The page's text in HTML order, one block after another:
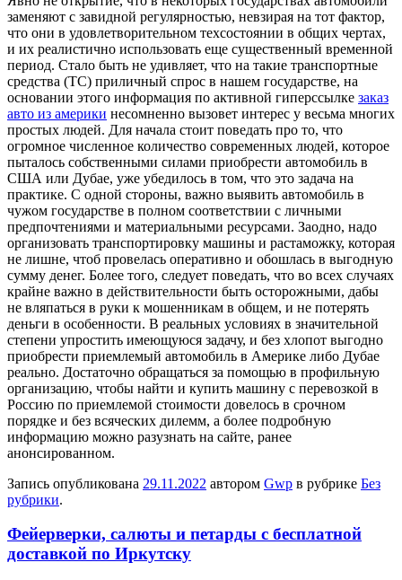
заменяют с завидной регулярностью, невзирая на тот фактор,
что они в удовлетворительном техсостоянии в общих чертах,
и их реалистично использовать еще существенный временной
период. Стало быть не удивляет, что на такие транспортные
средства (ТС) приличный спрос в нашем государстве, на
основании этого информация по активной гиперссылке заказ
авто из америки несомненно вызовет интерес у весьма многих
простых людей. Для начала стоит поведать про то, что
огромное численное количество современных людей, которое
пыталось собственными силами приобрести автомобиль в
США или Дубае, уже убедилось в том, что это задача на
практике. С одной стороны, важно выявить автомобиль в
чужом государстве в полном соответствии с личными
предпочтениями и материальными ресурсами. Заодно, надо
организовать транспортировку машины и растаможку, которая
не лишне, чтоб провелась оперативно и обошлась в выгодную
сумму денег. Более того, следует поведать, что во всех случаях
крайне важно в действительности быть осторожными, дабы
не вляпаться в руки к мошенникам в общем, и не потерять
деньги в особенности. В реальных условиях в значительной
степени упростить имеющуюся задачу, и без хлопот выгодно
приобрести приемлемый автомобиль в Америке либо Дубае
реально. Достаточно обращаться за помощью в профильную
организацию, чтобы найти и купить машину с перевозкой в
Россию по приемлемой стоимости довелось в срочном
порядке и без всяческих дилемм, а более подробную
информацию можно разузнать на сайте, ранее
анонсированном.
Запись опубликована 29.11.2022 автором Gwp в рубрике Без
рубрики.
Фейерверки, салюты и петарды с бесплатной
доставкой по Иркутску